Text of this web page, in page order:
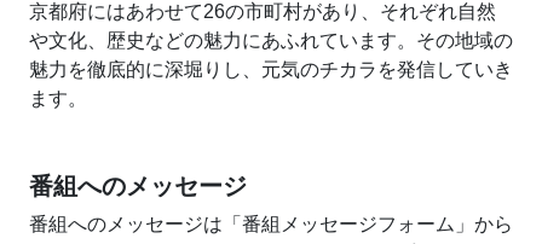
京都府にはあわせて26の市町村があり、それぞれ自然
や文化、歴史などの魅力にあふれています。その地域の
魅力を徹底的に深堀りし、元気のチカラを発信していき
ます。
番組へのメッセージ
番組へのメッセージは「番組メッセージフォーム」から